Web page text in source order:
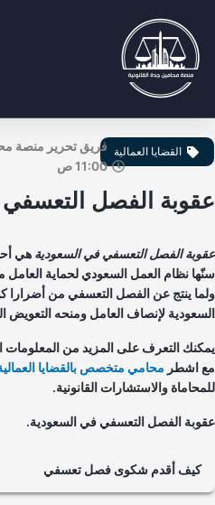
القضايا العمالية فريق تحرير منصة
11:00 ص
الفصل التعسفي
الفصل التعسفي في السعوديةهي أحد
نظام العمل السعودي لحماية العامل
ينتج عن الفصل التعسفي من أضرارا
لإنصاف العامل ومنحه التعويض
التعرف على المزيد من المعلومات
اشطرمحامي متخصص بالقضايا العمالية
والاستشارات القانونية.
الفصل التعسفي في السعودية.
كيف أقدم شكوى فصل تعسفي